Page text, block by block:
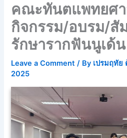
คณะทันตแพทยศ
กิจกรรม/อบรม/สั
รักษารากฟันนูเด้น
Leave a Comment / By เปรมฤทั
2025